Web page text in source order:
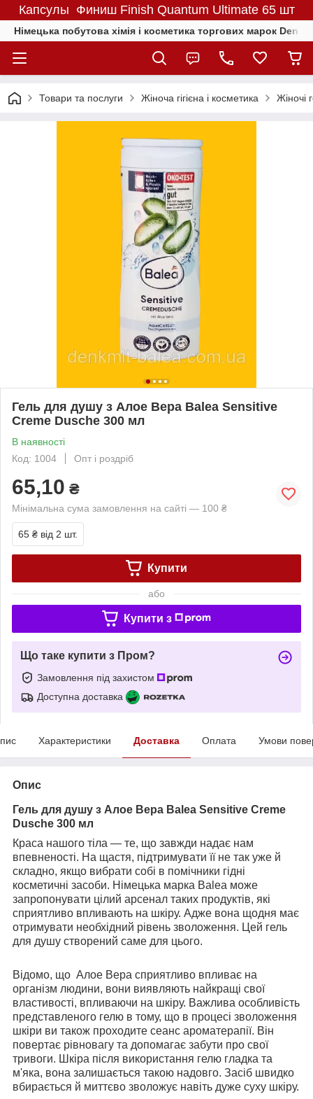
Капсулы Финиш Finish Quantum Ultimate 65 шт
Німецька побутова хімія і косметика торгових марок
Товари та послуги Жіноча гігієна і косметика Жіночі
Гель для душу з Алое Вера Balea Sensitive
Creme Dusche 300 мл
В наявності
Код: 1004
Опт і роздріб
65,10 ₴
Мінімальна сума замовлення на сайті — 100 ₴
65 ₴ від 2 шт.
Купити
або
Купити з
Що таке купити з Пром?
Замовлення під захистом
Доступна доставка
Характеристики Доставка Оплата Умови
Опис
Гель для душу з Алое Вера Balea Sensitive Creme
Dusche 300 мл
Краса нашого тіла — те, що завжди надає нам
впевненості. На щастя, підтримувати її не так уже й
складно, якщо вибрати собі в помічники гідні
косметичні засоби. Німецька марка Balea може
запропонувати цілий арсенал таких продуктів, які
сприятливо впливають на шкіру. Адже вона щодня має
отримувати необхідний рівень зволоження. Цей гель
для душу створений саме для цього.
Відомо, що Алое Вера сприятливо впливає на
організм людини, вони виявляють найкращі свої
властивості, впливаючи на шкіру. Важлива особливість
представленого гелю в тому, що в процесі зволоження
шкіри ви також проходите сеанс ароматерапії. Він
повертає рівновагу та допомагає забути про свої
тривоги. Шкіра після використання гелю гладка та
м'яка, вона залишається такою надовго. Засіб швидко
вбирається й миттєво зволожує навіть дуже суху шкіру.